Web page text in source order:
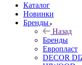
Каталог
Новинки
Бренды
Назад
Бренды
Европласт
DECOR